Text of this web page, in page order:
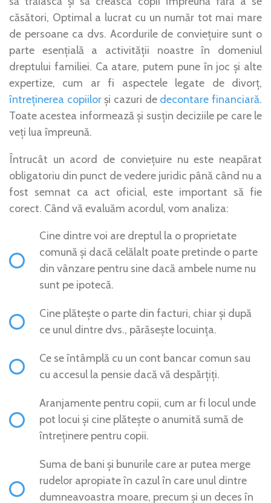
căsători, Optimal a lucrat cu un număr tot mai mare
de persoane ca dvs. Acordurile de conviețuire sunt o
parte esențială a activității noastre în domeniul
dreptului familiei. Ca atare, putem pune în joc și alte
expertize, cum ar fi aspectele legate de divorț,
întreținerea copiilorși cazuri de decontare financiară.
Toate acestea informează și susțin deciziile pe care le
veți lua împreună.
Întrucât un acord de conviețuire nu este neapărat
obligatoriu din punct de vedere juridic până când nu a
fost semnat ca act oficial, este important să fie
corect. Când vă evaluăm acordul, vom analiza:
Cine dintre voi are dreptul la o proprietate
comună și dacă celălalt poate pretinde o parte
din vânzare pentru sine dacă ambele nume nu
sunt pe ipotecă.
Cine plătește o parte din facturi, chiar și după
ce unul dintre dvs., părăsește locuința.
Ce se întâmplă cu un cont bancar comun sau
cu accesul la pensie dacă vă despărțiți.
Aranjamente pentru copii, cum ar fi locul unde
pot locui și cine plătește o anumită sumă de
întreținere pentru copii.
Suma de bani și bunurile care ar putea merge
rudelor apropiate în cazul în care unul dintre
dumneavoastra moare, precum și un deces în